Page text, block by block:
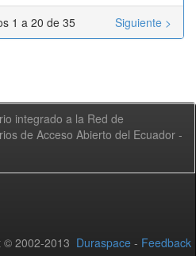
1 a 20 de 35
Siguiente >
integrado a la Red de
de Acceso Abierto del Ecuador -
© 2002-2013 Duraspace - Feedback